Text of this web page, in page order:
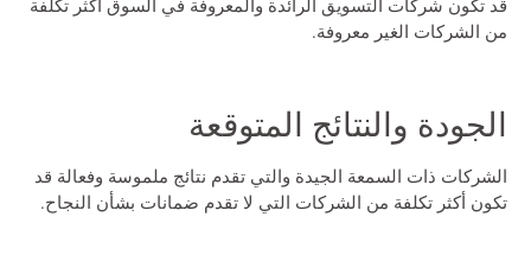
من الشركات الغير معروفة.
الجودة والنتائج المتوقعة
الشركات ذات السمعة الجيدة والتي تقدم نتائج ملموسة وفعالة قد
تكون أكثر تكلفة من الشركات التي لا تقدم ضمانات بشأن النجاح.